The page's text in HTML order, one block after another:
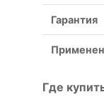
Гарантия
Где